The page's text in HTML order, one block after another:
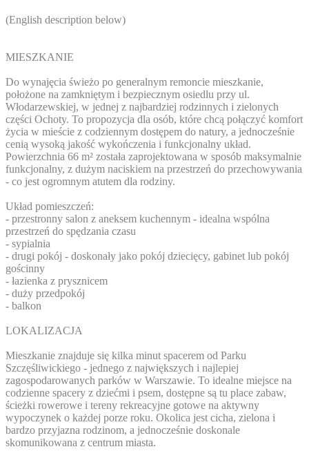
(English description below)
MIESZKANIE
Do wynajęcia świeżo po generalnym remoncie mieszkanie,
położone na zamkniętym i bezpiecznym osiedlu przy ul.
Włodarzewskiej, w jednej z najbardziej rodzinnych i zielonych
części Ochoty. To propozycja dla osób, które chcą połączyć komfort
życia w mieście z codziennym dostępem do natury, a jednocześnie
cenią wysoką jakość wykończenia i funkcjonalny układ.
Powierzchnia 66 m² została zaprojektowana w sposób maksymalnie
funkcjonalny, z dużym naciskiem na przestrzeń do przechowywania
- co jest ogromnym atutem dla rodziny.
Układ pomieszczeń:
- przestronny salon z aneksem kuchennym - idealna wspólna
przestrzeń do spędzania czasu
- sypialnia
- drugi pokój - doskonały jako pokój dziecięcy, gabinet lub pokój
gościnny
- łazienka z prysznicem
- duży przedpokój
- balkon
LOKALIZACJA
Mieszkanie znajduje się kilka minut spacerem od Parku
Szczęśliwickiego - jednego z największych i najlepiej
zagospodarowanych parków w Warszawie. To idealne miejsce na
codzienne spacery z dziećmi i psem, dostępne są tu place zabaw,
ścieżki rowerowe i tereny rekreacyjne gotowe na aktywny
wypoczynek o każdej porze roku. Okolica jest cicha, zielona i
bardzo przyjazna rodzinom, a jednocześnie doskonale
skomunikowana z centrum miasta.